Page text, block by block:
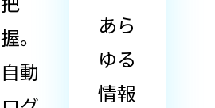
握。
自動
あら
ゆる
情報